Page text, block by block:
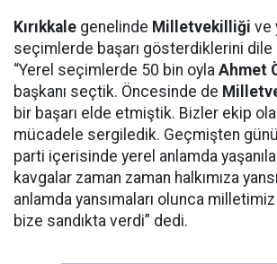
Kırıkkale genelinde Milletvekilliği ve
seçimlerde başarı gösterdiklerini dile
“Yerel seçimlerde 50 bin oyla Ahmet
başkanı seçtik. Öncesinde de
bir başarı elde etmiştik. Bizler ekip
mücadele sergiledik. Geçmişten
parti içerisinde yerel anlamda
kavgalar zaman zaman halkımıza
anlamda yansımaları olunca milletimiz
bize sandıkta verdi” dedi.